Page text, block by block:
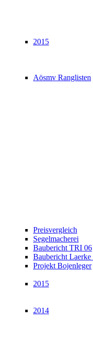
2015
Aösmv Ranglisten
Preisvergleich
Segelmacherei
Baubericht TRI 06
Baubericht
Projekt Bojenleger
2015
2014